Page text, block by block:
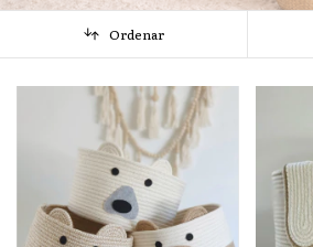
Ordenar